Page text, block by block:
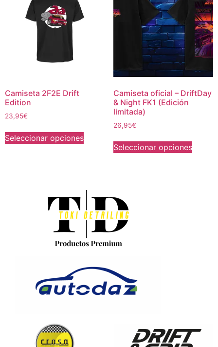
Camiseta 2F2E Drift
Edition
23,95€
Seleccionar opciones
Camiseta oficial – DriftDay
& Night FK1 (Edición
limitada)
26,95€
Seleccionar opciones